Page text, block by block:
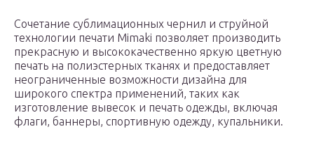
Сочетание сублимационных чернил и струйной
технологии печати Mimaki позволяет производить
прекрасную и высококачественно яркую цветную
печать на полиэстерных тканях и предоставляет
неограниченные возможности дизайна для
широкого спектра применений, таких как
изготовление вывесок и печать одежды, включая
флаги, баннеры, спортивную одежду, купальники.